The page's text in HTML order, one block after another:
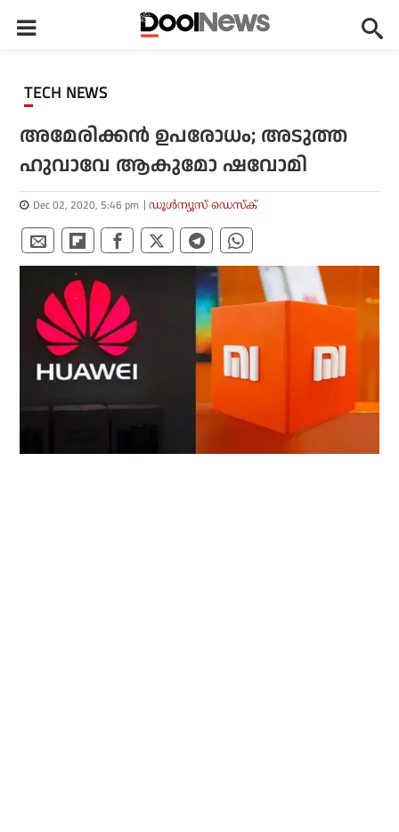
TECH NEWS
അമേരിക്കന്‍ ഉപരോധം; അടുത്ത
ഹുവാവേ ആകുമോ ഷവോമി
Dec 02, 2020, 5:46 pm ഡൂള്‍ന്യൂസ് ഡെസ്‌ക്